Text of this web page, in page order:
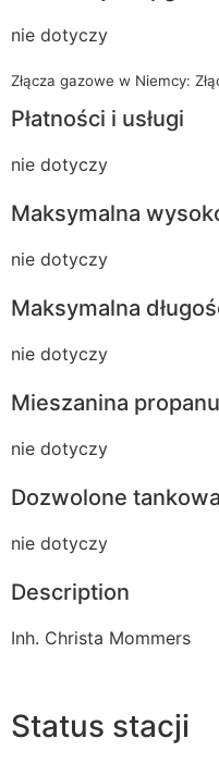
nie dotyczy
Złącza gazowe w Niemcy:
Płatności i usługi
nie dotyczy
Maksymalna
nie dotyczy
Maksymalna
nie dotyczy
Mieszanina
nie dotyczy
Dozwolone
nie dotyczy
Description
Inh. Christa Mommers
Status stacji